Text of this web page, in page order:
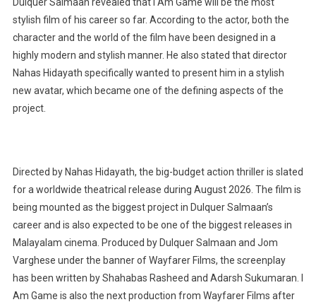
stylish film of his career so far. According to the actor, both the
character and the world of the film have been designed in a
highly modern and stylish manner. He also stated that director
Nahas Hidayath specifically wanted to present him in a stylish
new avatar, which became one of the defining aspects of the
project.
Directed by Nahas Hidayath, the big-budget action thriller is slated
for a worldwide theatrical release during August 2026. The film is
being mounted as the biggest project in Dulquer Salmaan’s
career and is also expected to be one of the biggest releases in
Malayalam cinema. Produced by Dulquer Salmaan and Jom
Varghese under the banner of Wayfarer Films, the screenplay
has been written by Shahabas Rasheed and Adarsh Sukumaran. I
Am Game is also the next production from Wayfarer Films after